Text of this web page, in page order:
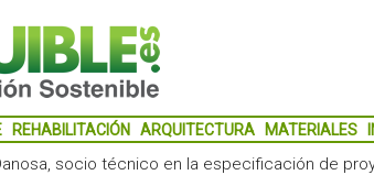
REHABILITACIÓN ARQUITECTURA MATERIALES
socio técnico en la especificación de